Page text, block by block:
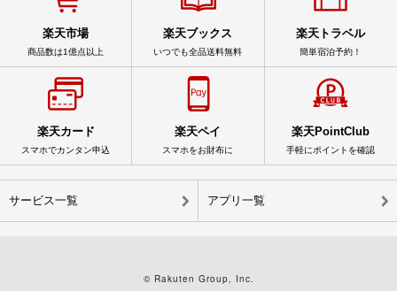
楽天市場
商品数は1億点以上
楽天ブックス
いつでも全品送料無料
楽天トラベル
簡単宿泊予約！
楽天カード
スマホでカンタン申込
楽天ペイ
スマホをお財布に
楽天PointClub
手軽にポイントを確認
サービス一覧 アプリ一覧
© Rakuten Group, Inc.